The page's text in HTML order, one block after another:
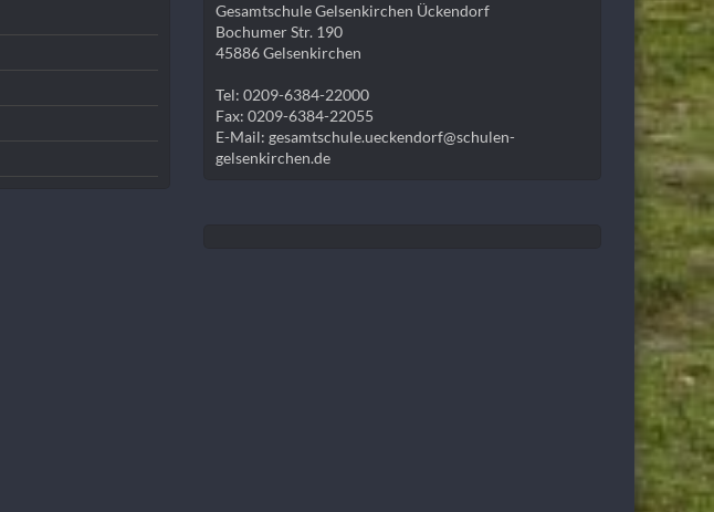
Gesamtschule Gelsenkirchen Ückendorf
Bochumer Str. 190
45886 Gelsenkirchen
Tel: 0209-6384-22000
Fax: 0209-6384-22055
E-Mail: gesamtschule.ueckendorf@schulen-
gelsenkirchen.de